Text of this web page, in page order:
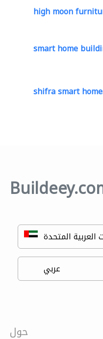
high moon
smart home
shifra smart
حول